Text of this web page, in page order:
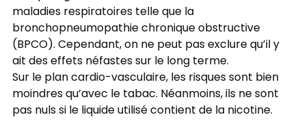
maladies respiratoires telle que la
bronchopneumopathie chronique obstructive
(BPCO). Cependant, on ne peut pas exclure qu’il y
ait des effets néfastes sur le long terme.
Sur le plan cardio-vasculaire, les risques sont bien
moindres qu’avec le tabac. Néanmoins, ils ne sont
pas nuls si le liquide utilisé contient de la nicotine.